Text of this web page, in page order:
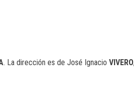
. La dirección es de José Ignacio VIVERO